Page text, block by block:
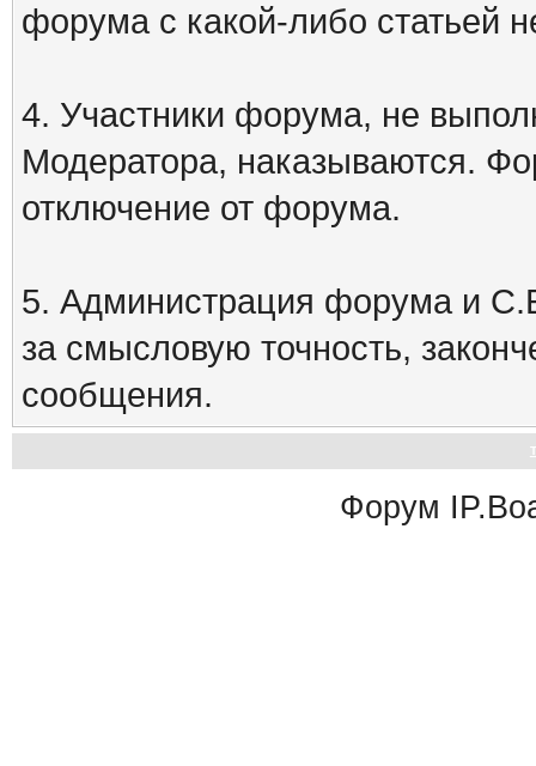
форума с какой-либо статьей
4. Участники форума, не
Модератора, наказываются.
отключение от форума.
5. Администрация форума и
за смысловую точность,
сообщения.
Форум